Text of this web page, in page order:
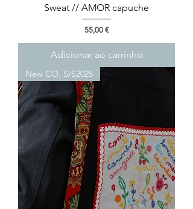
Sweat // AMOR capuche
Preço
55,00 €
Adicionar ao carrinho
New CO. S/S2025